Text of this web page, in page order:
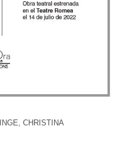
CHRISTINA